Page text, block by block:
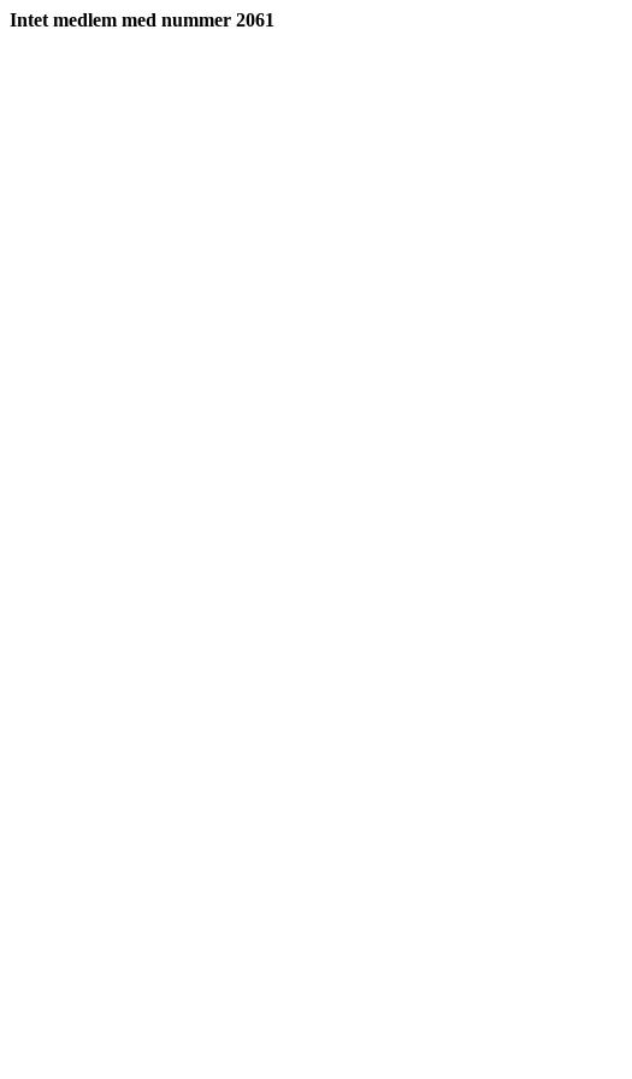
Intet medlem med nummer 2061